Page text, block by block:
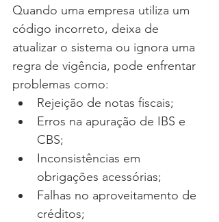
Quando uma empresa utiliza um
código incorreto, deixa de
atualizar o sistema ou ignora uma
regra de vigência, pode enfrentar
problemas como:
Rejeição de notas fiscais;
Erros na apuração de IBS e
CBS;
Inconsistências em
obrigações acessórias;
Falhas no aproveitamento de
créditos;